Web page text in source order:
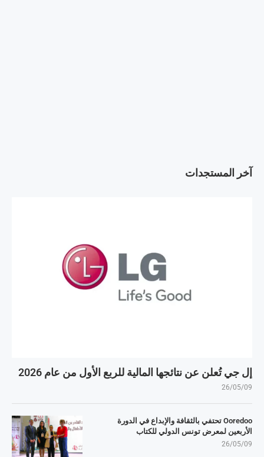
آخر المستجدات
إل جي تُعلن عن نتائجها المالية للربع الأول من عام 2026
26/05/09
Ooredoo تحتفي بالثقافة والإبداع في الدورة
الأربعين لمعرض تونس الدولي للكتاب
26/05/09